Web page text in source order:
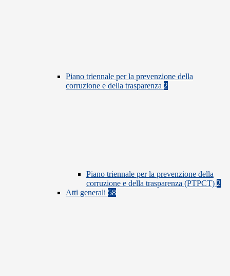
Piano triennale per la prevenzione della
corruzione e della trasparenza 2
Piano triennale per la prevenzione della
corruzione e della trasparenza (PTPCT) 2
Atti generali 58